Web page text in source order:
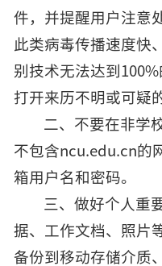
件，并提醒用户注意
此类病毒传播速度快
别技术无法达到
打开来历不明或可疑
二、不要在非学
不包含ncu.edu.cn的
箱用户名和密码。
三、做好个人重
据、工作文档、照片
备份到移动存储介质